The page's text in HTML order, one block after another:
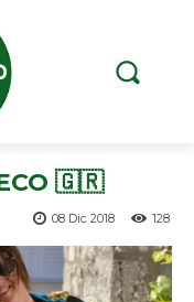
🇬🇷
128
08 Dic 2018